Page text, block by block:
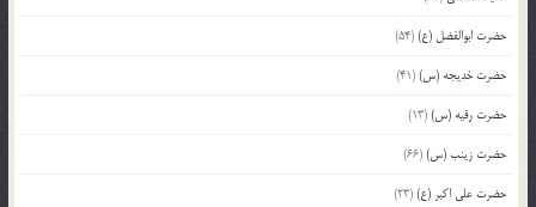
حضرت ابوالفضل (ع)(54)
حضرت خدیجه (س)(41)
حضرت رقیه (س)(13)
حضرت زینب (س)(66)
حضرت علی اکبر (ع)(23)